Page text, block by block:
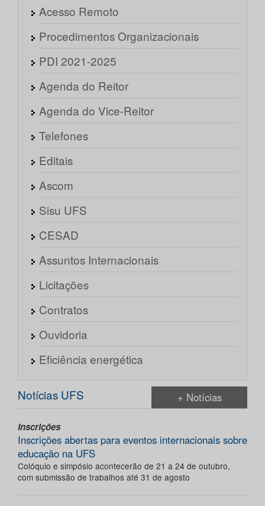
Acesso Remoto
Procedimentos Organizacionais
PDI 2021-2025
Agenda do Reitor
Agenda do Vice-Reitor
Telefones
Editais
Ascom
Sisu UFS
CESAD
Assuntos Internacionais
Licitações
Contratos
Ouvidoria
Eficiência energética
Notícias UFS + Notícias
Inscrições
Inscrições abertas para eventos internacionais sobre
educação na UFS
Colóquio e simpósio acontecerão de 21 a 24 de outubro,
com submissão de trabalhos até 31 de agosto